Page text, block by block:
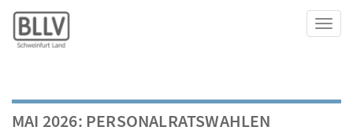
MAI 2026: PERSONALRATSWAHLEN